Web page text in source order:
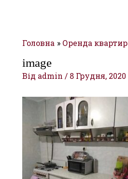
Головна Оренда квартир
image
Від admin / 8 Грудня, 2020